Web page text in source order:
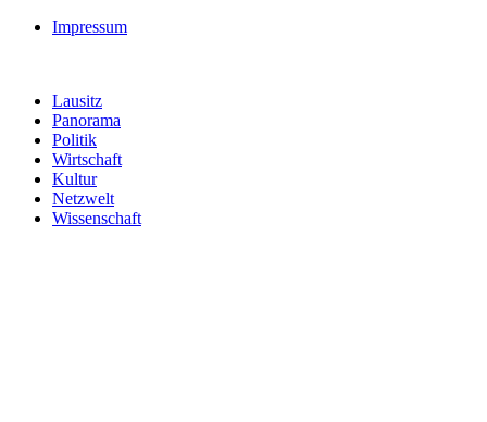
Impressum
Lausitz
Panorama
Politik
Wirtschaft
Kultur
Netzwelt
Wissenschaft